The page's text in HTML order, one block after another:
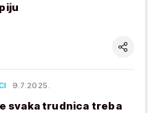
9.7.2025.
svaka trudnica treba